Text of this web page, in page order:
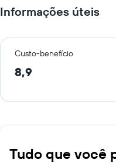
Informações úteis
Custo-benefício
8,9
Tudo que você